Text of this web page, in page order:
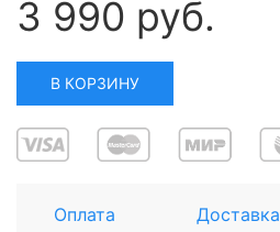
3 990 руб.
В КОРЗИНУ
Оплата Доставка